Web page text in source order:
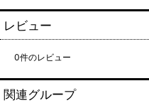
レビュー
0件のレビュー
関連グループ